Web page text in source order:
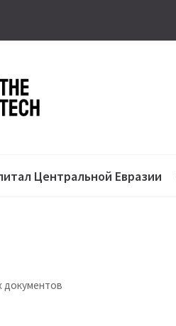
Центральной Евразии
документов